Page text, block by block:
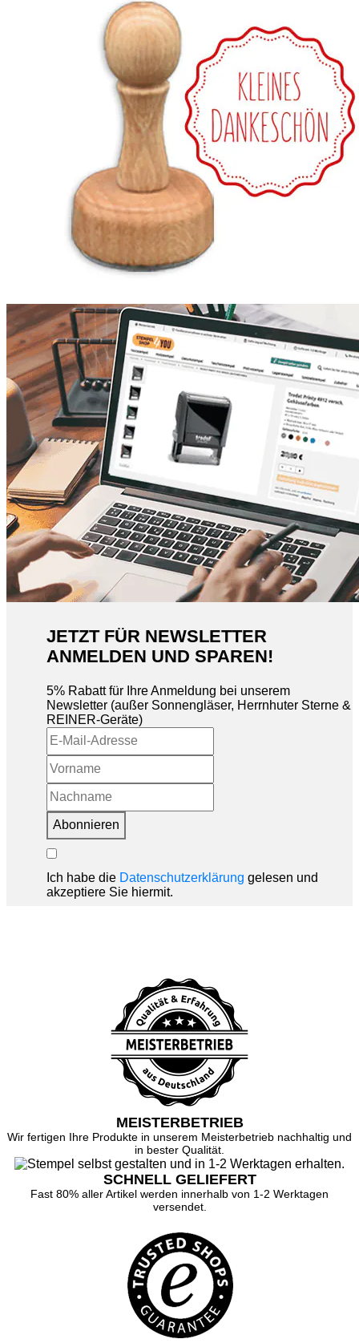
JETZT FÜR NEWSLETTER
ANMELDEN UND SPAREN!
5% Rabatt für Ihre Anmeldung bei unserem
Newsletter (außer Sonnengläser, Herrnhuter Sterne &
REINER-Geräte)
Abonnieren
Ich habe die Datenschutzerklärung gelesen und
akzeptiere Sie hiermit.
MEISTERBETRIEB
Wir fertigen Ihre Produkte in unserem Meisterbetrieb nachhaltig und
in bester Qualität.
SCHNELL GELIEFERT
Fast 80% aller Artikel werden innerhalb von 1-2 Werktagen
versendet.